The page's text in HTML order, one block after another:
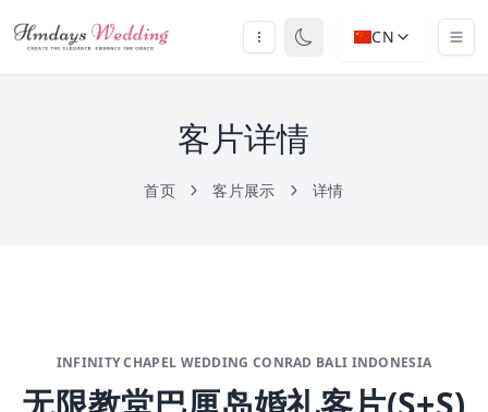
CN
客片详情
首页 客片展示 详情
INFINITY CHAPEL WEDDING CONRAD BALI INDONESIA